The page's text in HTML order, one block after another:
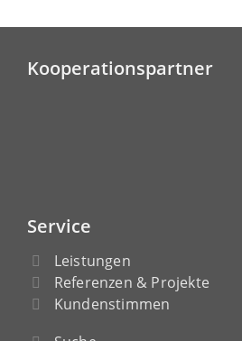
Kooperationspartner
Service
Leistungen
Referenzen & Projekte
Kundenstimmen